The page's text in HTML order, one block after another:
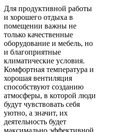
Для продуктивной работы
и хорошего отдыха в
помещении важны не
только качественные
оборудование и мебель, но
и благоприятные
климатические условия.
Комфортная температура и
хорошая вентиляция
способствуют созданию
атмосферы, в которой люди
будут чувствовать себя
уютно, а значит, их
деятельность будет